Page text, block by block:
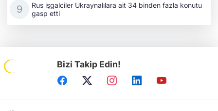
Rus işgalciler Ukraynalılara ait 34 binden fazla konutu
gasp etti
Bizi Takip Edin!